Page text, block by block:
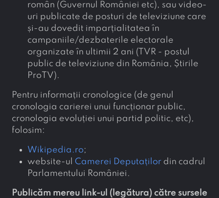
român (Guvernul României etc), sau video-
uri publicate de posturi de televiziune care
și-au dovedit imparțialitatea în
campaniile/dezbaterile electorale
organizate în ultimii 2 ani (TVR - postul
public de televiziune din România, Știrile
ProTV).
Pentru informații cronologice (de genul
cronologia carierei unui funcționar public,
cronologia evoluției unui partid politic, etc),
folosim:
Wikipedia.ro;
website-ul Camerei Deputaților din cadrul
Parlamentului României.
Publicăm mereu link-ul (legătura) către sursele